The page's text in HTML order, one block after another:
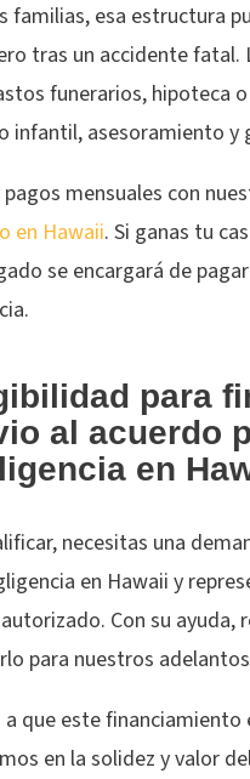
familias, esa estructura
tras un accidente fatal.
funerarios, hipoteca
infantil, asesoramiento y
pagos mensuales con
en Hawaii. Si ganas tu
se encargará de
para
al acuerdo
en
necesitas una
en Hawaii y
Con su ayuda,
para nuestros
a que este financiamiento
en la solidez y valor